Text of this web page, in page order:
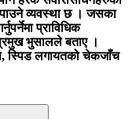
पाउने व्यवस्था छ । जसका
प्राविधिक
भुसालले बताए ।
स्पिड लगायतको चेकजाँच